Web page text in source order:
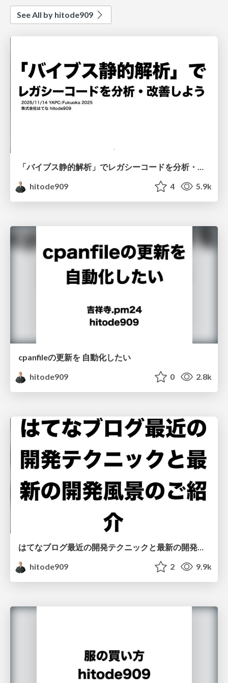
See All by hitode909
「バイブス静的解析」でレガシーコードを分析・改善しよう
hitode909
4 5.9k
cpanfileの更新を 自動化したい
hitode909
0 2.8k
はてなブログ最近の開発テクニックと最新の開発風景のご紹介
hitode909
2 9.9k